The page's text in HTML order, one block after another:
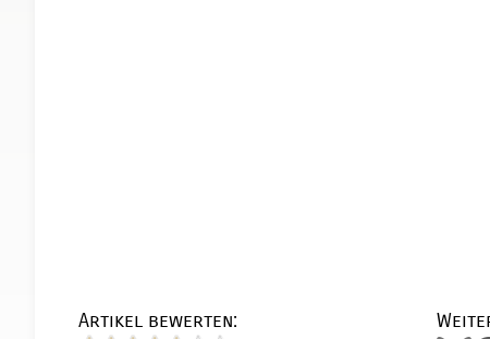
Artikel bewerten: